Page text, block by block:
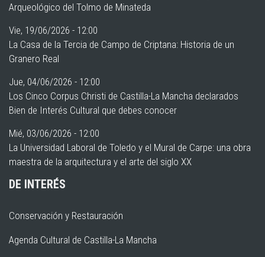
Arqueológico del Tolmo de Minateda
Vie, 19/06/2026 - 12:00
La Casa de la Tercia de Campo de Criptana: Historia de un
Granero Real
Jue, 04/06/2026 - 12:00
Los Cinco Corpus Christi de Castilla-La Mancha declarados
Bien de Interés Cultural que debes conocer
Mié, 03/06/2026 - 12:00
La Universidad Laboral de Toledo y el Mural de Carpe: una obra
maestra de la arquitectura y el arte del siglo XX
DE INTERÉS
Conservación y Restauración
Agenda Cultural de Castilla-La Mancha